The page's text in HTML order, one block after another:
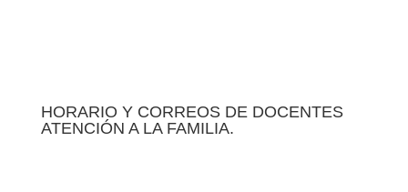
HORARIO Y CORREOS DE DOCENTES
ATENCIÓN A LA FAMILIA.